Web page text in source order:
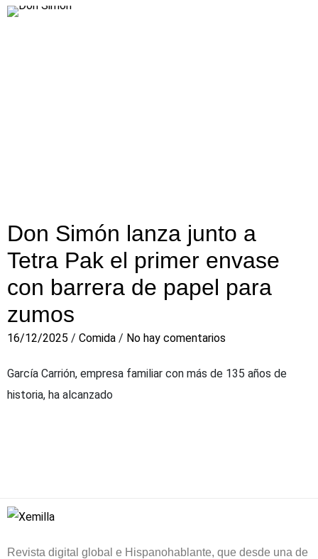
Don Simón lanza junto a
Tetra Pak el primer envase
con barrera de papel para
zumos
16/12/2025 / Comida / No hay comentarios
García Carrión, empresa familiar con más de 135 años de
historia, ha alcanzado
Revista digital global e Hispanohablante, que desde una de